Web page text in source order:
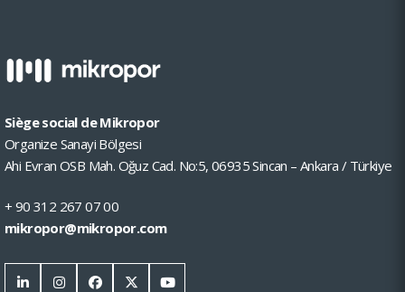
Siège social de Mikropor
Organize Sanayi Bölgesi
Ahi Evran OSB Mah. Oğuz Cad. No:5, 06935 Sincan – Ankara / Türkiye
+ 90 312 267 07 00
mikropor@mikropor.com